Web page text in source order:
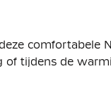
comfortabele
of tijdens de